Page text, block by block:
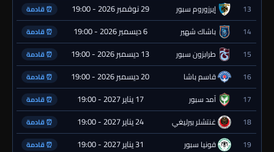
13 إيرزوروم سبور 29 نوفمبر 2026 - 19:00 ⏰ قادمة
14 باشاك شهير 6 ديسمبر 2026 - 19:00 ⏰ قادمة
15 طرابزون سبور 13 ديسمبر 2026 - 19:00 ⏰ قادمة
16 قاسم باشا 20 ديسمبر 2026 - 19:00 ⏰ قادمة
17 آمد سبور 17 يناير 2027 - 19:00 ⏰ قادمة
18 غنتشلر بيرليغي 24 يناير 2027 - 19:00 ⏰ قادمة
19 قونيا سبور 31 يناير 2027 - 19:00 ⏰ قادمة